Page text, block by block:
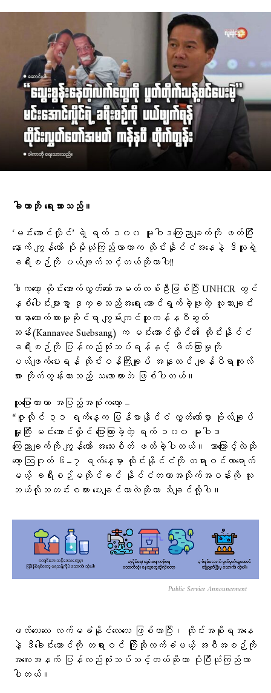
ခါကာဘို ရေးသားသည်။
‘မင်းအောင်လှိုင်’ ရဲ့ ရက် ၁၀၀ မူဝါဒကြေညာချက်ကို ဖတ်ပြီး
နောက် ကျွန်တော် ပိုမိုယုံကြည်လာတာက ထိုင်းနိုင်ငံအနေနဲ့ ဒီလူရဲ့
ခရီးစဉ်ကို ပယ်ဖျက်သင့်တယ်ဆိုတာပါ!!
ဒါကတော့ ထိုင်းအောက်လွှတ်တော်အမတ်တစ်ဦးဖြစ်ပြီး UNHCR တွင်
နှစ်ပေါင်းများစွာ ဒုက္ခသည်အရေး ဆောင်ရွက်ခဲ့ဖူးတဲ့ လူသားချင်း
စာနာထောက်ထားမှုဆိုင်ရာ ကျွမ်းကျင်သူကန်နဝီဆွတ်
ဆန်း(Kannavee Suebsang) က မင်းအောင်လှိုင်၏ ထိုင်းနိုင်ငံ
ခရီးစဉ်ကို ပြန်လည်သုံးသပ်ရန်နှင့် ဖိတ်ကြားမှုကို
ပယ်ဖျက်ပေးရန် ထိုင်းဝန်ကြီးချုပ် အနုတင် ချန်ဝီရာကူးလ်
အား တိုက်တွန်းထားသည့် သဘောထားဘဲ ဖြစ်ပါတယ်။
သူပြောထားတာ အပြည့်အစုံကတော့ –
“ဇူလိုင် ၃၁ ရက်နေ့က မြန်မာနိုင်ငံ လွှတ်တော်မှာ ဗိုလ်ချုပ်
မှူးကြီး မင်းအောင်လှိုင် ပြောကြားခဲ့တဲ့ ရက် ၁၀၀ မူဝါဒ
ကြေညာချက်ကို ကျွန်တော် အသေးစိတ် ဖတ်ခဲ့ပါတယ်။ ဘာကြောင့်လဲဆို
တော့ ဩဂုတ် ၆–၇ ရက်နေ့မှာ ထိုင်းနိုင်ငံကို တရားဝင်လာရောက်
မယ့် ခရီးစဉ်မတိုင်ခင် နိုင်ငံတကာအသိုက်အဝန်းကို သူ
ဘယ်လိုသတင်းစကား ပေးချင်တာလဲဆိုတာ သိချင်လို့ပါ။
Public Service Announcement
ဖတ်လေလေ လက်မခံနိုင်လေလေ ဖြစ်လာပြီး၊ ထိုင်းအစိုးရအနေ
နဲ့ ဒီခေါင်းဆောင်ကို တရားဝင် ကြိုဆိုလက်ခံမယ့် အစီအစဉ်ကို
အလေးအနက် ပြန်လည်သုံးသပ်သင့်တယ်ဆိုတာ ပိုပြီးယုံကြည်လာ
ပါတယ်။